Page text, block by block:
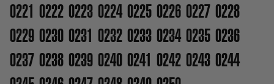
0221 0222 0223 0224 0225 0226 0227 0228
0229 0230 0231 0232 0233 0234 0235 0236
0237 0238 0239 0240 0241 0242 0243 0244